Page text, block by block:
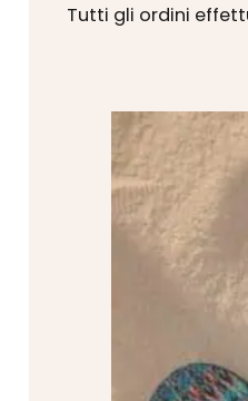
Tutti gli ordini